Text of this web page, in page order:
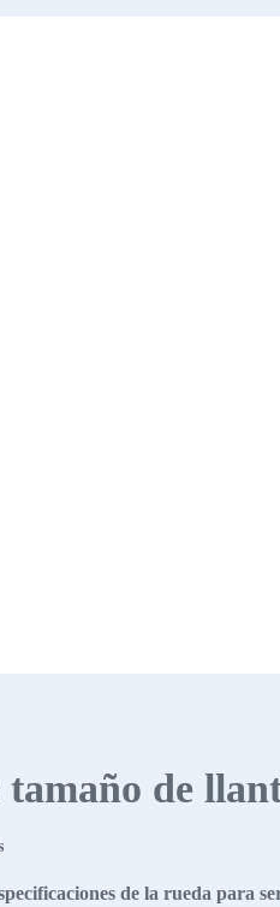
tamaño de
de la rueda para